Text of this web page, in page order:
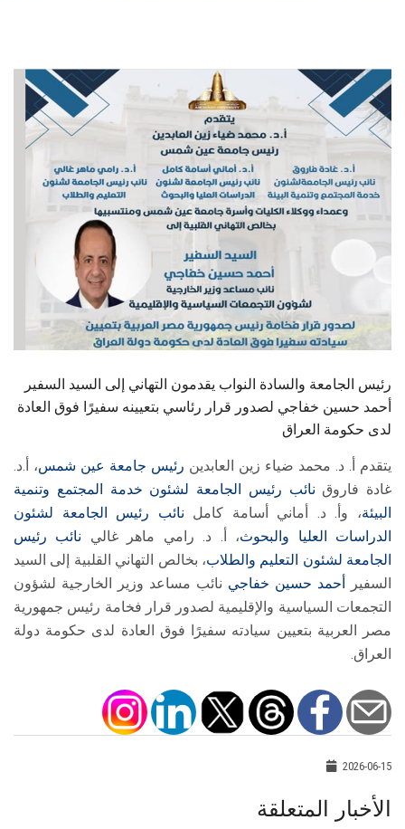
هيئة التدريس
الدراسات العليا
الخريجين
الزائـرون
سجل الان
رئيس الجامعة والسادة النواب يقدمون التهاني إلى السيد السفير
أحمد حسين خفاجي لصدور قرار رئاسي بتعيينه سفيرًا فوق العادة
لدى حكومة العراق
يتقدم أ. د. محمد ضياء زين العابدين رئيس جامعة عين شمس، أ.د.
غادة فاروق نائب رئيس الجامعة لشئون خدمة المجتمع وتنمية
البيئة، وأ. د. أماني أسامة كامل نائب رئيس الجامعة لشئون
الدراسات العليا والبحوث، أ. د. رامي ماهر غالي نائب رئيس
الجامعة لشئون التعليم والطلاب، بخالص التهاني القلبية إلى السيد
السفير
أحمد حسين خفاجي نائب مساعد وزير الخارجية لشؤون
التجمعات السياسية والإقليمية لصدور قرار فخامة رئيس جمهورية
مصر العربية بتعيين سيادته سفيرًا فوق العادة لدى حكومة دولة
العراق.
2026-06-15
الأخبار المتعلقة